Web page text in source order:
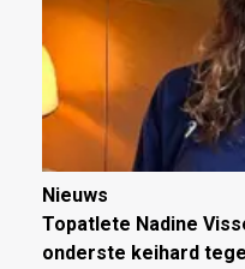
Nieuws
Topatlete Nadine
onderste keihard